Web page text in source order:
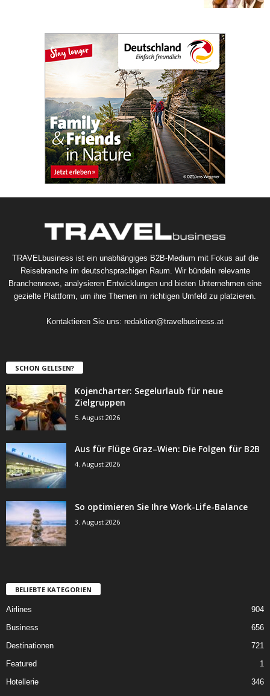
TRAVELbusiness ist ein unabhängiges B2B-Medium mit Fokus auf die
Reisebranche im deutschsprachigen Raum. Wir bündeln relevante
Branchennews, analysieren Entwicklungen und bieten Unternehmen eine
gezielte Plattform, um ihre Themen im richtigen Umfeld zu platzieren.
Kontaktieren Sie uns: redaktion@travelbusiness.at
SCHON GELESEN?
Kojencharter: Segelurlaub für neue
Zielgruppen
5. August 2026
Aus für Flüge Graz–Wien: Die Folgen für B2B
4. August 2026
So optimieren Sie Ihre Work-Life-Balance
3. August 2026
BELIEBTE KATEGORIEN
Airlines
904
Business
656
Destinationen
721
Featured
1
Hotellerie
346